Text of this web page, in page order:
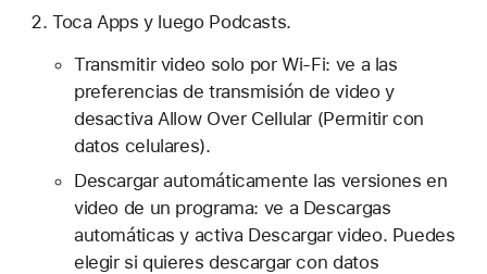
Toca Apps y luego Podcasts.
Transmitir video solo por Wi-Fi: ve a las
preferencias de transmisión de video y
desactiva Allow Over Cellular (Permitir con
datos celulares).
Descargar automáticamente las versiones en
video de un programa: ve a Descargas
automáticas y activa Descargar video. Puedes
elegir si quieres descargar con datos